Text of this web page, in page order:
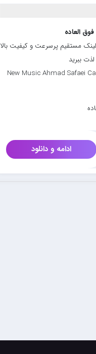
فوق العاده
لینک مستقیم پرسرعت و کیفیت بالا
ببرید
New Music Ahmad Safaei
ادامه و دانلود